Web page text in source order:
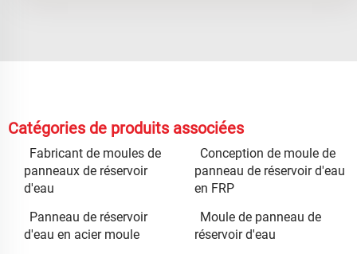
Catégories de produits associées
Fabricant de moules de
panneaux de réservoir
d'eau
Conception de moule de
panneau de réservoir d'eau
en FRP
Panneau de réservoir
d'eau en acier moule
Moule de panneau de
réservoir d'eau